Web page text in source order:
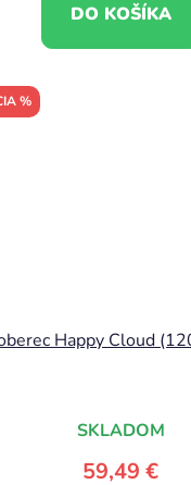
DO KOŠÍKA
%
Happy Cloud
SKLADOM
59,49 €